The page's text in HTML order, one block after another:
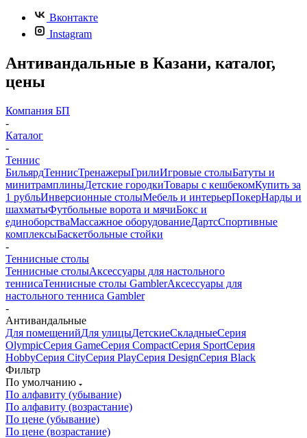
Вконтакте
Instagram
Антивандальные в Казани, каталог,
цены
Компания БП
-
Каталог
-
Теннис
БильярдТеннисТренажерыГрилиИгровые столыБатуты и
минитрамплиныДетские городкиТовары с кешбекомКупить за
1 рубльИнверсионные столыМебель и интерьерПокерНарды и
шахматыФутбольные ворота и мячиБокс и
единоборстваМассажное оборудованиеДартсСпортивные
комплексыБаскетбольные стойки
-
Теннисные столы
Теннисные столыАксессуары для настольного
теннисаТеннисные столы GamblerАксессуары для
настольного тенниса Gambler
-
Антивандальные
Для помещенийДля улицыДетскиеСкладныеСерия
OlympicСерия GameСерия CompactСерия SportСерия
HobbyСерия CityСерия PlayСерия DesignСерия Black
Фильтр
По умолчанию
По алфавиту (убывание)
По алфавиту (возрастание)
По цене (убывание)
По цене (возрастание)